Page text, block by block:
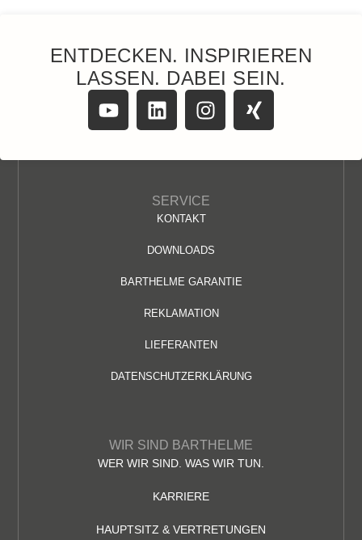
ENTDECKEN. INSPIRIEREN
LASSEN. DABEI SEIN.
SERVICE
KONTAKT
DOWNLOADS
BARTHELME GARANTIE
REKLAMATION
LIEFERANTEN
DATENSCHUTZERKLÄRUNG
WIR SIND BARTHELME
WER WIR SIND. WAS WIR TUN.
KARRIERE
HAUPTSITZ & VERTRETUNGEN